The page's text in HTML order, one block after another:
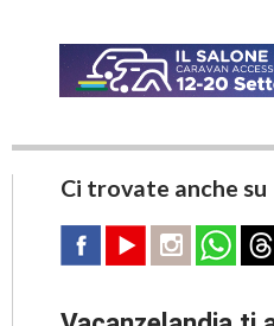
Ci trovate anche su